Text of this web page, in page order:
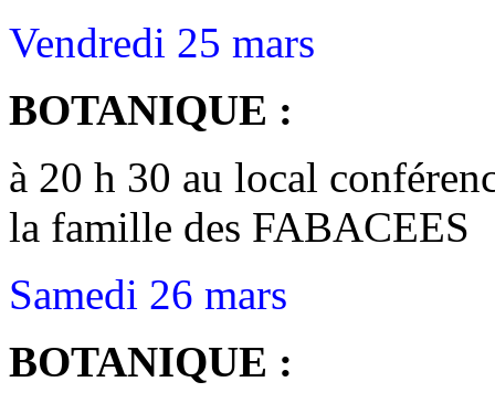
Vendredi 25 mars
BOTANIQUE :
à 20 h 30 au local
la famille des FABACEES
Samedi 26 mars
BOTANIQUE :